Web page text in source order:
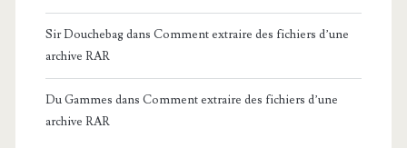
Sir Douchebagdans Comment extraire des fichiers d’une
archive RAR
Du Gammes dans Comment extraire des fichiers d’une
archive RAR